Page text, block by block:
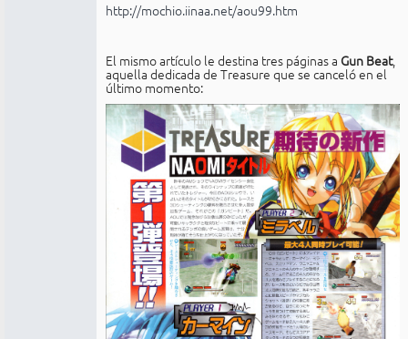
http://mochio.iinaa.net/aou99.htm
El mismo artículo le destina tres páginas a Gun Beat,
aquella dedicada de Treasure que se canceló en el
último momento: